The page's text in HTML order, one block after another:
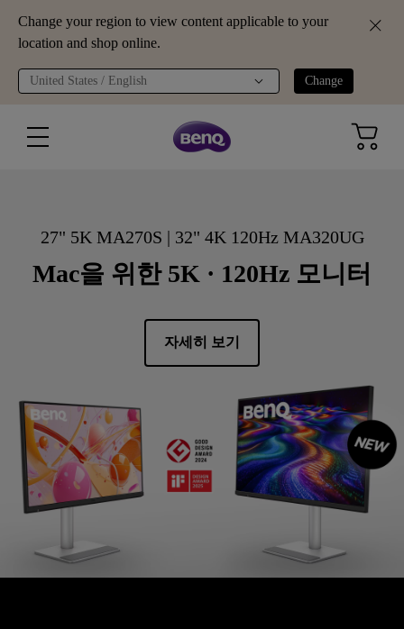
Change your region to view content applicable to your
location and shop online.
United States / English Change
27" 5K MA270S | 32" 4K 120Hz MA320UG
Mac을 위한 5K · 120Hz 모니터
자세히 보기